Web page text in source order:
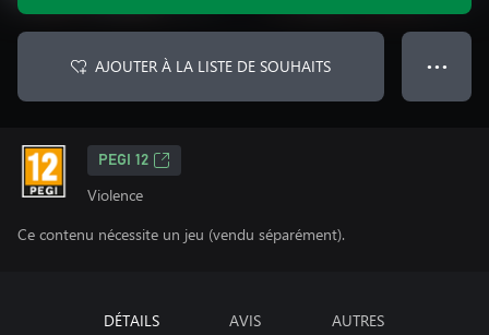
AJOUTER À LA LISTE DE SOUHAITS ● ● ●
PEGI 12
Violence
Ce contenu nécessite un jeu (vendu séparément).
DÉTAILS AVIS AUTRES